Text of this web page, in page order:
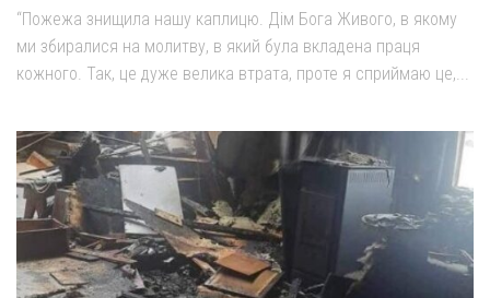
Полтавщина
Сумщина
Трансляції
“Пожежа знищила нашу каплицю. Дім Бога Живого, в якому
ми збиралися на молитву, в який була вкладена праця
кожного. Так, це дуже велика втрата, проте я сприймаю це,...